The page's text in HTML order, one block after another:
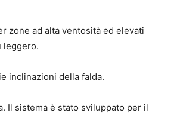
zone ad alta ventosità ed elevati
leggero.
inclinazioni della falda.
Il sistema è stato sviluppato per il